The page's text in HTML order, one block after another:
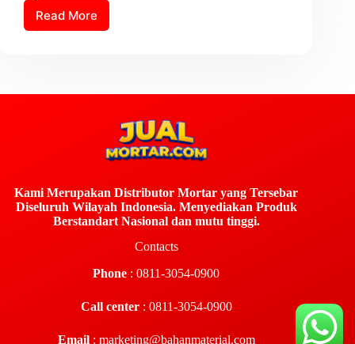
Read More
Kami Merupakan Distributor Mortar yang Tersebar
Diseluruh Wilayah Indonesia. Menyediakan Produk
Berstandart Nasional dan mutu tinggi.
Contacts
Phone : 0811-3054-0900
Call center : 0811-3054-0900
Email: marketing@bahanmaterial.com